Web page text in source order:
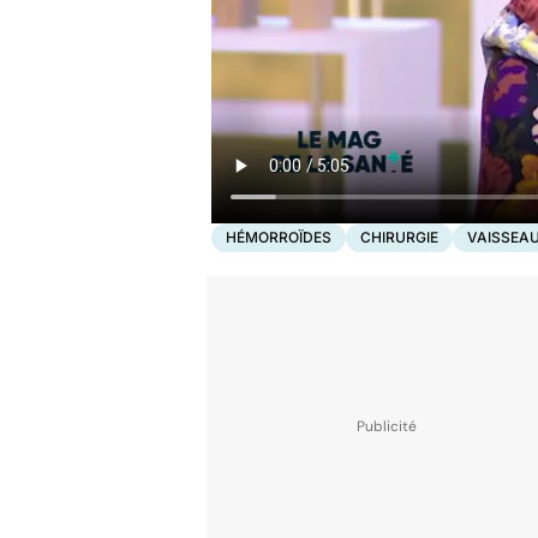
HÉMORROÏDES CHIRURGIE